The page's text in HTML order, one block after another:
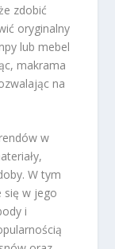
zdobić
oryginalny
lub mebel
makrama
na
w
W tym
się w jego
i